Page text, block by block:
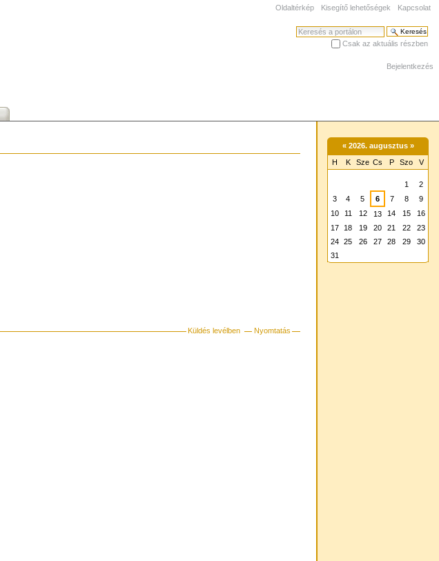
Oldaltérkép Kisegítő lehetőségek Kapcsolat
Keresés
Csak az aktuális részben
Bejelentkezés
Küldés levélben Nyomtatás
«2026. augusztus »
H K Sze Cs P Szo V
1
2
3
4 5 6 7 8
9
10
11 12 13 14 15
16
17
18 19 20 21 22
23
24
25 26 27 28 29
30
31